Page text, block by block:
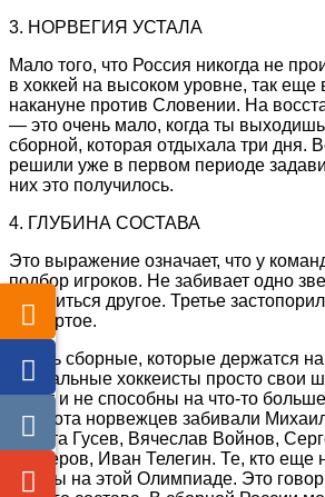
3. НОРВЕГИЯ УСТАЛА
Мало того, что Россия никогда не
в хоккей на высоком уровне, так еще
накануне против Словении. На
— это очень мало, когда ты
сборной, которая отдыхала три дня.
решили уже в первом периоде
них это получилось.
4. ГЛУБИНА СОСТАВА
Это выражение означает, что у
подбор игроков. Не забивает одно
отличиться другое. Третье
четвертое.
А есть сборные, которые держатся
а остальные хоккеисты просто свои
возят и не способны на что-то
в ворота норвежцев забивали
Никита Гусев, Вячеслав Войнов,
Нестеров, Иван Телегин. Те, кто еще
шайбы на этой Олимпиаде. Это